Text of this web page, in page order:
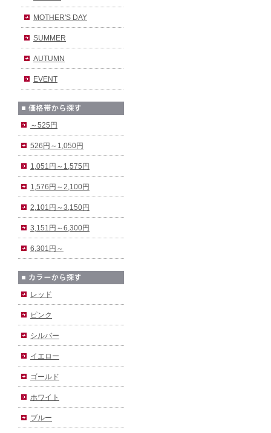
MOTHER'S DAY
SUMMER
AUTUMN
EVENT
～525円
526円～1,050円
1,051円～1,575円
1,576円～2,100円
2,101円～3,150円
3,151円～6,300円
6,301円～
レッド
ピンク
シルバー
イエロー
ゴールド
ホワイト
ブルー